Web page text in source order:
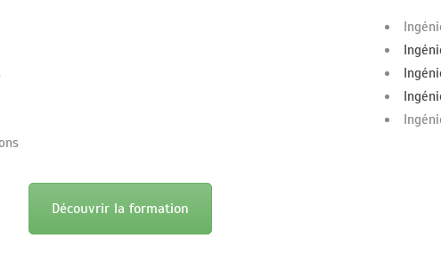
Découvrir la formation